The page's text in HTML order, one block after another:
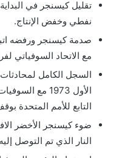
تقليل كيسنجر في
نفطي وخفض الإنتاج.
صدمة كيسنجر ورفضه
مع الاتحاد السوفياتي
الأول 1973 مع
التابع للأمم المتحدة
ضوء كيسنجر الأخضر
النار الذي تم التوصل